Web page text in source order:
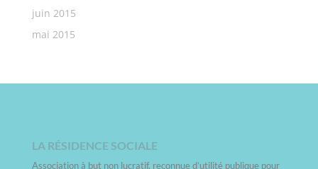
juin 2015
mai 2015
LA RÉSIDENCE SOCIALE
Association à but non lucratif, reconnue d’utilité publique pour